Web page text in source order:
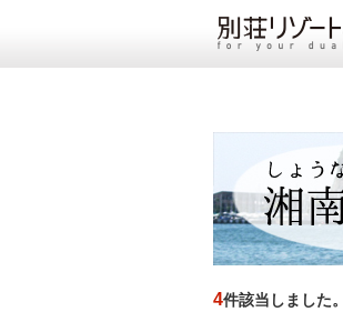
4件該当しました。